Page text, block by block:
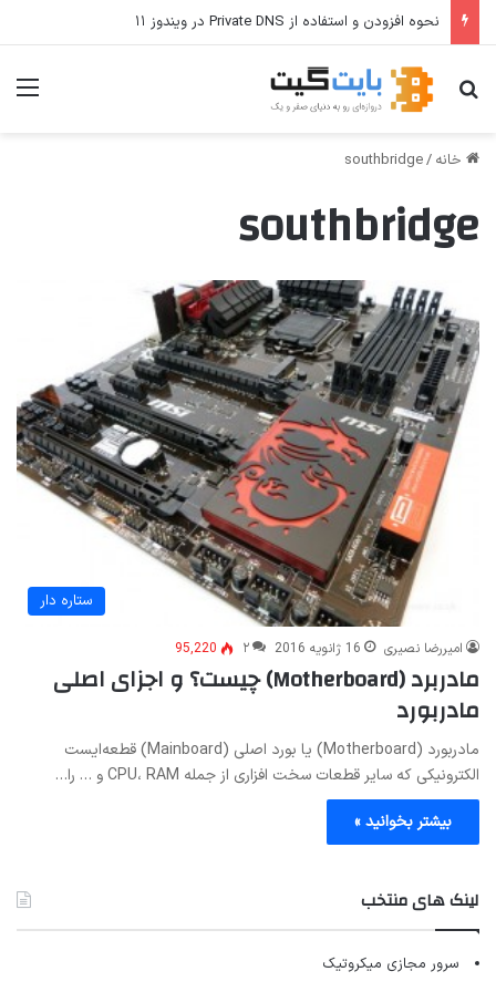
نحوه افزودن و استفاده از Private DNS در ویندوز ۱۱
جستجو برای
خانه /
southbridge
southbridge
ستاره دار
امیررضا نصیری 16 ژانویه 2016 ۲ 95,220
مادربرد (Motherboard) چیست؟ و اجزای اصلی
مادربورد
مادربورد (Motherboard) یا بورد اصلی (Mainboard) قطعه‌ایست
الکترونیکی که سایر قطعات سخت افزاری از جمله CPU، RAM و … را…
بیشتر بخوانید »
لینک های منتخب
سرور مجازی میکروتیک